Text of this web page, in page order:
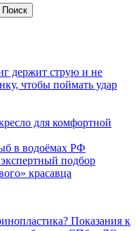
держит струю и не
чтобы поймать удар
для комфортной
в водоёмах РФ
подбор
красавца
Показания к